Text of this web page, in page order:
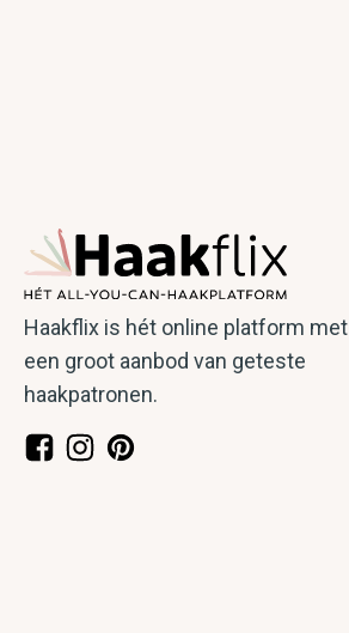
Haakflix is hét online platform met
een groot aanbod van geteste
haakpatronen.